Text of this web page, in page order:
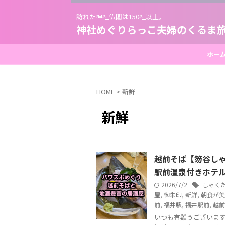
訪れた神社仏閣は150社以上。
神社めぐりらっこ夫婦のくるま
ホー
HOME > 新鮮
新鮮
越前そば【笏谷し
駅前温泉付きホテ
2026/7/2 しゃく
屋, 御朱印, 新鮮, 朝食が
前, 福井駅, 福井駅前, 越
いつも有難うございま